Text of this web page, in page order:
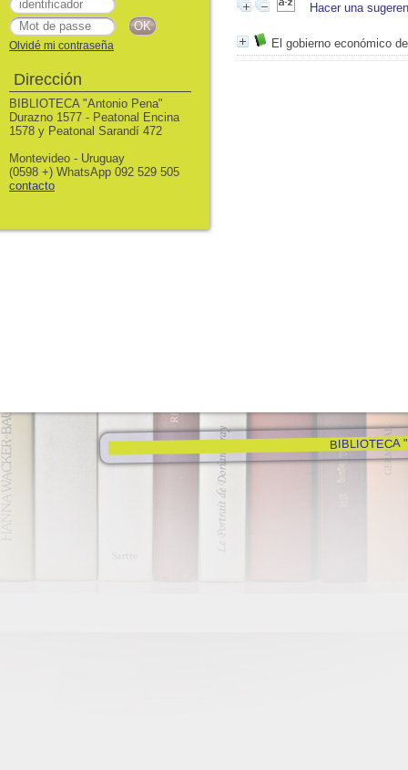
Hacer una
El gobierno económico
BIBLIOTECA
Olvidé mi contraseña
Dirección
BIBLIOTECA "Antonio Pena"
Durazno 1577 - Peatonal Encina
1578 y Peatonal Sarandí 472
Montevideo - Uruguay
(0598 +) WhatsApp 092 529 505
contacto